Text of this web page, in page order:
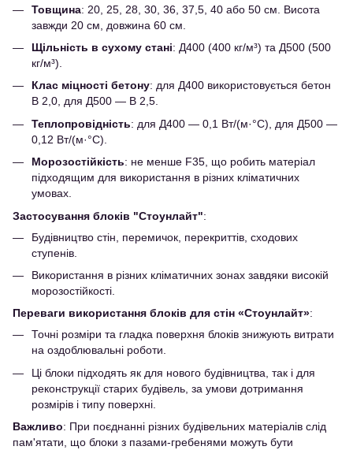
Товщина: 20, 25, 28, 30, 36, 37,5, 40 або 50 см. Висота
завжди 20 см, довжина 60 см.
Щільність в сухому стані: Д400 (400 кг/м³) та Д500 (500
кг/м³).
Клас міцності бетону: для Д400 використовується бетон
В 2,0, для Д500 — В 2,5.
Теплопровідність: для Д400 — 0,1 Вт/(м·°С), для Д500 —
0,12 Вт/(м·°С).
Морозостійкість: не менше F35, що робить матеріал
підходящим для використання в різних кліматичних
умовах.
Застосування блоків "Стоунлайт":
Будівництво стін, перемичок, перекриттів, сходових
ступенів.
Використання в різних кліматичних зонах завдяки високій
морозостійкості.
Переваги використання блоків для стін «Стоунлайт»:
Точні розміри та гладка поверхня блоків знижують витрати
на оздоблювальні роботи.
Ці блоки підходять як для нового будівництва, так і для
реконструкції старих будівель, за умови дотримання
розмірів і типу поверхні.
Важливо: При поєднанні різних будівельних матеріалів слід
пам'ятати, що блоки з пазами-гребенями можуть бути